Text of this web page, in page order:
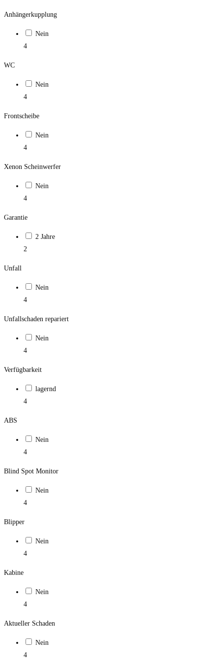
Anhängerkupplung
Nein
4
WC
Nein
4
Frontscheibe
Nein
4
Xenon Scheinwerfer
Nein
4
Garantie
2 Jahre
2
Unfall
Nein
4
Unfallschaden repariert
Nein
4
Verfügbarkeit
lagernd
4
ABS
Nein
4
Blind Spot Monitor
Nein
4
Blipper
Nein
4
Kabine
Nein
4
Aktueller Schaden
Nein
4